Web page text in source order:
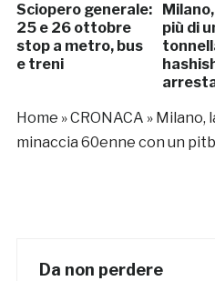
Sciopero generale:
25 e 26 ottobre
stop a metro, bus
e treni
più di
Home »CRONACA » Milano,
minaccia 60enne con un
Da non perdere